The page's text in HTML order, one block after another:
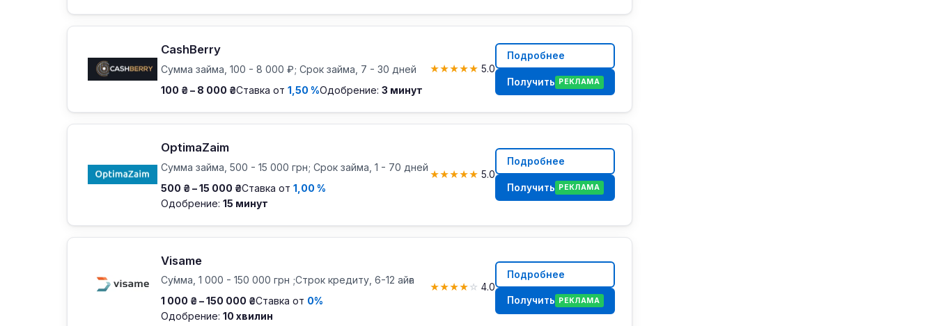
CashBerry
Сумма займа, 100 - 8 000 ₽; Срок займа, 7 - 30 дней
100 ₴ – 8 000 ₴Ставка от 1,50 %Одобрение: 3 минут
★★★★★ 5.0
Подробнее
Получить РЕКЛАМА
OptimaZaim
Сумма займа, 500 - 15 000 грн; Срок займа, 1 - 70 дней
500 ₴ – 15 000 ₴Ставка от 1,00 %
Одобрение: 15 минут
★★★★★ 5.0
Подробнее
Получить РЕКЛАМА
Visame
Су́мма, 1 000 - 150 000 грн ;Строк кредиту, 6-12 айға
1 000 ₴ – 150 000 ₴Ставка от 0%
Одобрение: 10 хвилин
★★★★☆ 4.0
Подробнее
Получить РЕКЛАМА